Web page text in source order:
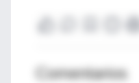
Comentarios